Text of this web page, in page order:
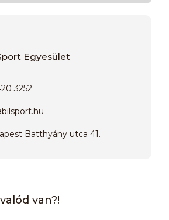
Egyesület
3252
Batthyány utca 41.
van?!